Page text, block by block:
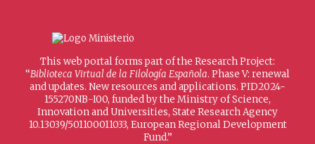
This web portal forms part of the Research Project:
“Biblioteca Virtual de la Filología Española. Phase V: renewal
and updates. New resources and applications. PID2024-
155270NB-I00, funded by the Ministry of Science,
Innovation and Universities, State Research Agency
10.13039/501100011033, European Regional Development
Fund.”